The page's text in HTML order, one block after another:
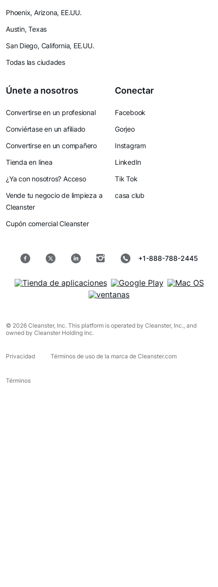
Phoenix, Arizona, EE.UU.
Austin, Texas
San Diego, California, EE.UU.
Todas las ciudades
Únete a nosotros
Convertirse en un profesional
Conviértase en un afiliado
Convertirse en un compañero
Tienda en linea
¿Ya con nosotros? Acceso
Vende tu negocio de limpieza a
Cleanster
Cupón comercial Cleanster
Conectar
Facebook
Gorjeo
Instagram
LinkedIn
Tik Tok
casa club
+1-888-788-2445
© 2026 Cleanster, Inc. This platform is operated by Cleanster, Inc., and
owned by Cleanster Holding Inc.
Privacidad Términos de uso de la marca de Cleanster.com
Términos